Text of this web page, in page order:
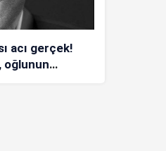
acı gerçek!
oğlunun